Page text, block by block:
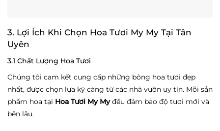
3. Lợi Ích Khi Chọn Hoa Tươi My My Tại Tân
Uyên
3.1 Chất Lượng Hoa Tươi
Chúng tôi cam kết cung cấp những bông hoa tươi đẹp
nhất, được chọn lựa kỹ càng từ các nhà vườn uy tín. Mỗi sản
phẩm hoa tại Hoa Tươi My Myđều đảm bảo độ tươi mới và
bền lâu.